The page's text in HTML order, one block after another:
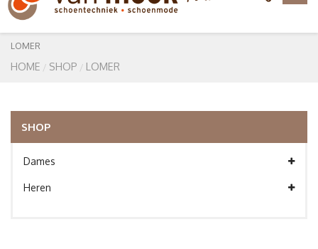
LOMER
HOME SHOP LOMER
SHOP
Dames
Heren